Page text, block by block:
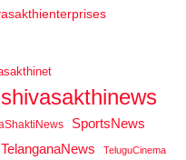
shivasakthinews
SportsNews
TelanganaNews TeluguCinema